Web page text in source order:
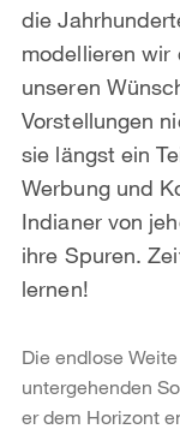
die
modellieren wir
unseren
Vorstellungen
sie längst ein
Werbung und
Indianer von
ihre Spuren.
lernen!
Die endlose
untergehenden
er dem Horizont